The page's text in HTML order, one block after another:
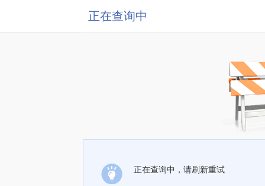
正在查询中
正在查询中，请刷新重试